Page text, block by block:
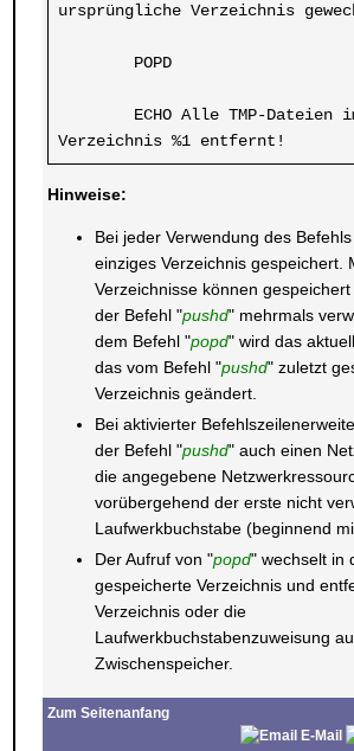
ursprüngliche Verzeichnis
	POPD
Verzeichnis %1 entfernt!
Hinweise:
Bei jeder Verwendung des
einziges Verzeichnis gespeichert.
Verzeichnisse können
der Befehl "pushd" mehrmals
dem Befehl "popd" wird das
das vom Befehl "pushd" zuletzt
Verzeichnis geändert.
Bei aktivierter
der Befehl "pushd" auch einen
die angegebene
vorübergehend der erste nicht
Laufwerkbuchstabe (beginnend
Der Aufruf von "popd" wechselt in
gespeicherte Verzeichnis und
Verzeichnis oder die
Laufwerkbuchstabenzuweisung
Zwischenspeicher.
Zum Seitenanfang
E-Mail